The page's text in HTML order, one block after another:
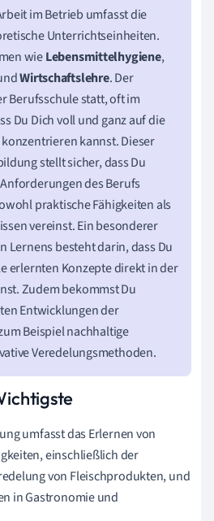
im Betrieb umfasst die
Unterrichtseinheiten.
wieLebensmittelhygiene,
Wirtschaftslehre. Der
Berufsschule statt, oft im
Du Dich voll und ganz auf die
kannst. Dieser
stellt sicher, dass Du
des Berufs
praktische Fähigkeiten als
vereinst. Ein besonderer
Lernens besteht darin, dass Du
erlernten Konzepte direkt in der
Zudem bekommst Du
Entwicklungen der
Beispiel nachhaltige
Veredelungsmethoden.
umfasst das Erlernen von
einschließlich der
von Fleischprodukten, und
in Gastronomie und